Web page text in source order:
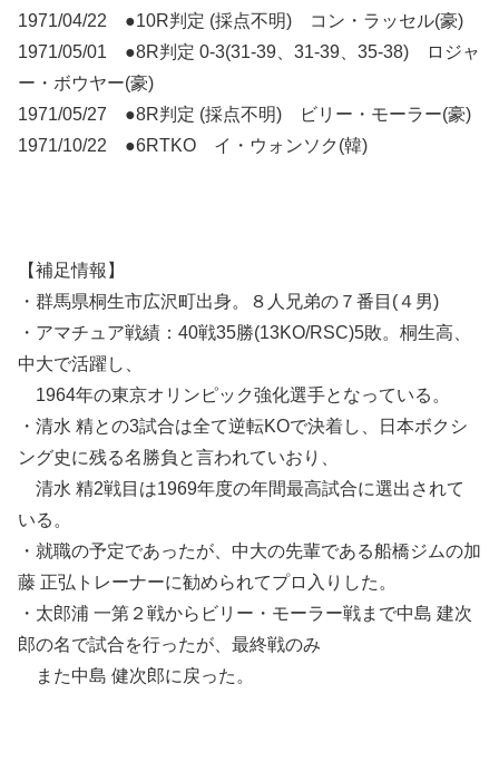
1971/04/22 ●10R判定 (採点不明) コン・ラッセル(豪)
1971/05/01 ●8R判定 0-3(31-39、31-39、35-38) ロジャ
ー・ボウヤー(豪)
1971/05/27 ●8R判定 (採点不明) ビリー・モーラー(豪)
1971/10/22 ●6RTKO イ・ウォンソク(韓)
【補足情報】
・群馬県桐生市広沢町出身。８人兄弟の７番目(４男)
・アマチュア戦績：40戦35勝(13KO/RSC)5敗。桐生高、
中大で活躍し、
1964年の東京オリンピック強化選手となっている。
・清水 精との3試合は全て逆転KOで決着し、日本ボクシ
ング史に残る名勝負と言われていおり、
清水 精2戦目は1969年度の年間最高試合に選出されて
いる。
・就職の予定であったが、中大の先輩である船橋ジムの加
藤 正弘トレーナーに勧められてプロ入りした。
・太郎浦 一第２戦からビリー・モーラー戦まで中島 建次
郎の名で試合を行ったが、最終戦のみ
また中島 健次郎に戻った。